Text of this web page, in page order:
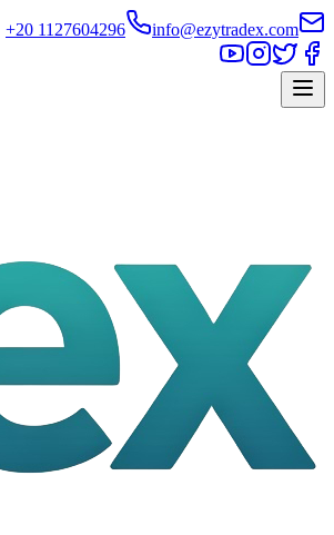
info@ezytradex.com
+20 1127604296